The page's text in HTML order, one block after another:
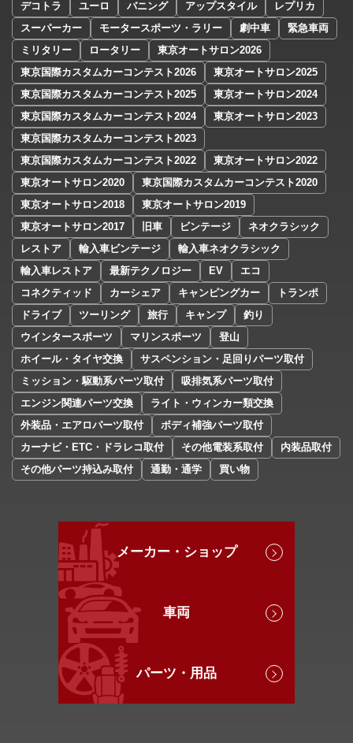
デコトラ ユーロ バニング アップスタイル
レプリカ
スーパーカー
モータースポーツ・ラリー 劇中車
緊急車両
ミリタリー
ロータリー
東京オートサロン2026
東京国際カスタムカーコンテスト2026
東京オートサロン2025
東京国際カスタムカーコンテスト2025
東京オートサロン2024
東京国際カスタムカーコンテスト2024
東京オートサロン2023
東京国際カスタムカーコンテスト2023
東京国際カスタムカーコンテスト2022
東京オートサロン2022
東京オートサロン2020
東京国際カスタムカーコンテスト2020
東京オートサロン2018
東京オートサロン2019
東京オートサロン2017
旧車 ビンテージ
ネオクラシック
レストア
輸入車ビンテージ
輸入車ネオクラシック
輸入車レストア
最新テクノロジー EV
エコ
コネクティッド
カーシェア キャンピングカー
トランポ
ドライブ
ツーリング 旅行 キャンプ
釣り
ウインタースポーツ
マリンスポーツ
登山
ホイール・タイヤ交換
サスペンション・足回りパーツ取付
ミッション・駆動系パーツ取付
吸排気系パーツ取付
エンジン関連パーツ交換
ライト・ウィンカー類交換
外装品・エアロパーツ取付
ボディ補強パーツ取付
カーナビ・ETC・ドラレコ取付
その他電装系取付
内装品取付
その他パーツ持込み取付
通勤・通学 買い物
メーカー・ショップ
車両
パーツ・用品